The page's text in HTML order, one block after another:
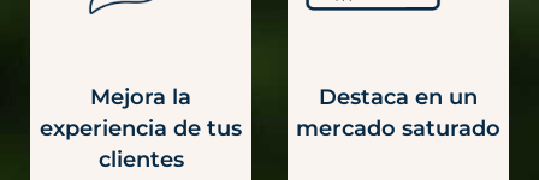
Mejora la
experiencia de tus
clientes
Destaca en un
mercado saturado